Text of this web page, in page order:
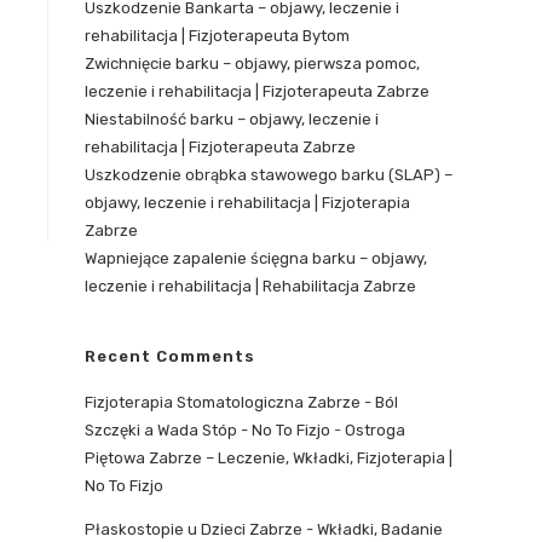
Uszkodzenie Bankarta – objawy, leczenie i
rehabilitacja | Fizjoterapeuta Bytom
Zwichnięcie barku – objawy, pierwsza pomoc,
leczenie i rehabilitacja | Fizjoterapeuta Zabrze
Niestabilność barku – objawy, leczenie i
rehabilitacja | Fizjoterapeuta Zabrze
Uszkodzenie obrąbka stawowego barku (SLAP) –
objawy, leczenie i rehabilitacja | Fizjoterapia
Zabrze
Wapniejące zapalenie ścięgna barku – objawy,
leczenie i rehabilitacja | Rehabilitacja Zabrze
Recent Comments
Fizjoterapia Stomatologiczna Zabrze - Ból
Szczęki a Wada Stóp - No To Fizjo - Ostroga
Piętowa Zabrze – Leczenie, Wkładki, Fizjoterapia |
No To Fizjo
Płaskostopie u Dzieci Zabrze - Wkładki, Badanie